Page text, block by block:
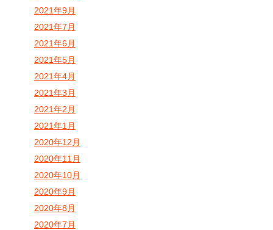
2021年9月
2021年7月
2021年6月
2021年5月
2021年4月
2021年3月
2021年2月
2021年1月
2020年12月
2020年11月
2020年10月
2020年9月
2020年8月
2020年7月